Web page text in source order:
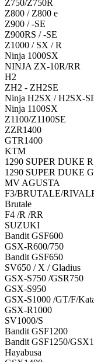
Z750/Z750R
Z800 / Z800 e
Z900 / -SE
Z900RS / -SE
Z1000 / SX / R
Ninja 1000SX
NINJA ZX-10R/RR
H2
ZH2 - ZH2SE
Ninja H2SX / H2SX-
Ninja 1100SX
Z1100/Z1100SE
ZZR1400
GTR1400
KTM
1290 SUPER DUKE R
1290 SUPER DUKE
MV AGUSTA
F3/BRUTALE/
Brutale
F4 /R /RR
SUZUKI
Bandit GSF600
GSX-R600/750
Bandit GSF650
SV650 / X / Gladius
GSX-S750 /GSR750
GSX-S950
GSX-S1000 /GT/F/
GSX-R1000
SV1000/S
Bandit GSF1200
Bandit GSF1250/
Hayabusa